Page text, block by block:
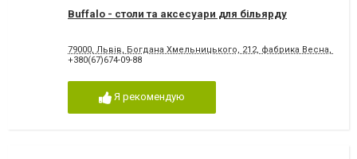
Buffalo - столи та аксесуари для більярду
79000, Львів, Богдана Хмельницького, 212, фабрика Весна, 2
+380(67)674-09-88
Я рекомендую